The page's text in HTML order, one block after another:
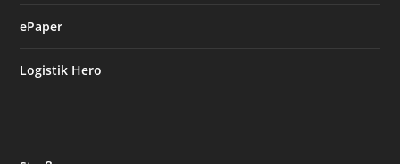
ePaper
Logistik Hero